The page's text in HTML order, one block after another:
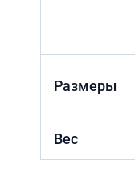
Размеры
Вес